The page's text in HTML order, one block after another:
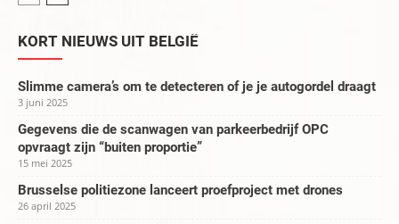
KORT NIEUWS UIT BELGIË
Slimme camera’s om te detecteren of je je autogordel draagt
3 juni 2025
Gegevens die de scanwagen van parkeerbedrijf OPC
opvraagt zijn “buiten proportie”
15 mei 2025
Brusselse politiezone lanceert proefproject met drones
26 april 2025